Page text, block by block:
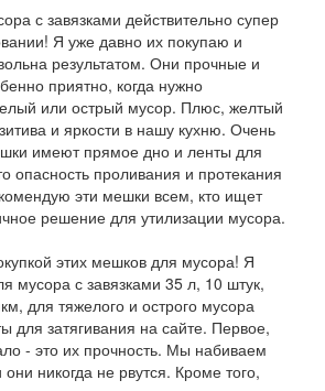
с завязками действительно супер
Я уже давно их покупаю и
результатом. Они прочные и
приятно, когда нужно
или острый мусор. Плюс, желтый
и яркости в нашу кухню. Очень
имеют прямое дно и ленты для
опасность проливания и протекания
эти мешки всем, кто ищет
решение для утилизации мусора.
этих мешков для мусора! Я
мусора с завязками 35 л, 10 штук,
для тяжелого и острого мусора
для затягивания на сайте. Первое,
- это их прочность. Мы набиваем
никогда не рвутся. Кроме того,